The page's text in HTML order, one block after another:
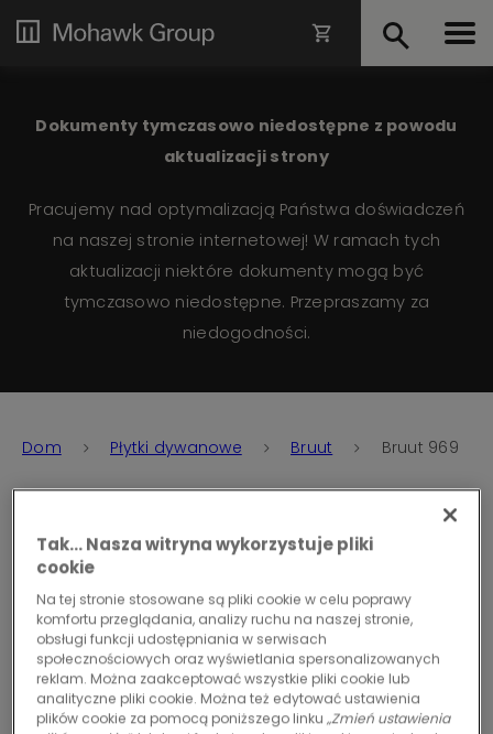
Dokumenty tymczasowo niedostępne z powodu
aktualizacji strony
Pracujemy nad optymalizacją Państwa doświadczeń
na naszej stronie internetowej! W ramach tych
aktualizacji niektóre dokumenty mogą być
tymczasowo niedostępne. Przepraszamy za
niedogodności.
Dom Płytki dywanowe Bruut Bruut 969
Tak… Nasza witryna wykorzystuje pliki
cookie
Na tej stronie stosowane są pliki cookie w celu poprawy
komfortu przeglądania, analizy ruchu na naszej stronie,
obsługi funkcji udostępniania w serwisach
społecznościowych oraz wyświetlania spersonalizowanych
reklam. Można zaakceptować wszystkie pliki cookie lub
analityczne pliki cookie. Można też edytować ustawienia
plików cookie za pomocą poniższego linku„Zmień ustawienia